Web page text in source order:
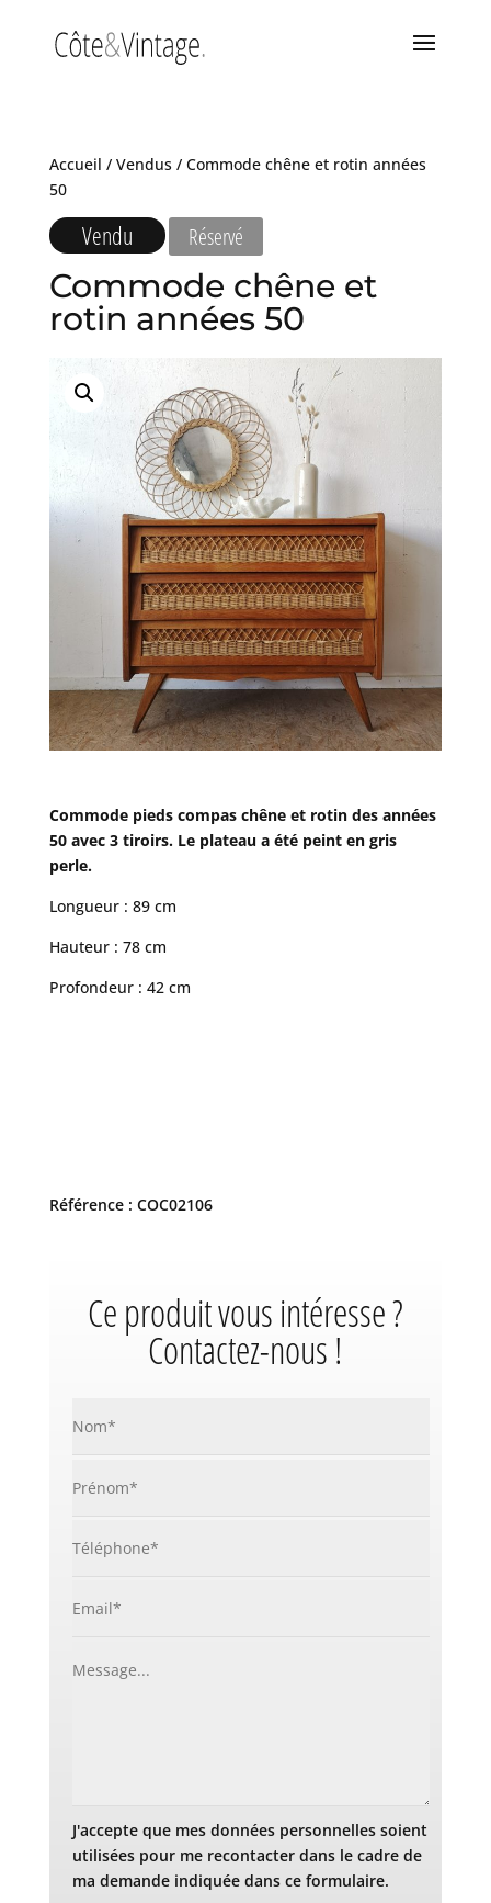
Accueil / Vendus/ Commode chêne et rotin années
50
Vendu Réservé
Commode chêne et
rotin années 50
Commode pieds compas chêne et rotin des années
50 avec 3 tiroirs. Le plateau a été peint en gris
perle.
Longueur : 89 cm
Hauteur : 78 cm
Profondeur : 42 cm
Référence : COC02106
Ce produit vous intéresse ?
Contactez-nous !
J'accepte que mes données personnelles soient
utilisées pour me recontacter dans le cadre de
ma demande indiquée dans ce formulaire.